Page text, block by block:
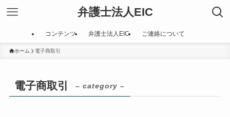
弁護士法人EIC
コンテンツ 弁護士法人EIC ご連絡について
ホーム 電子商取引
電子商取引 – category –